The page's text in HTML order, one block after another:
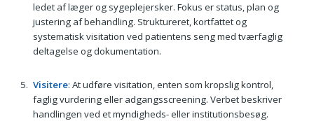
ledet af læger og sygeplejersker. Fokus er status, plan og
justering af behandling. Struktureret, kortfattet og
systematisk visitation ved patientens seng med tværfaglig
deltagelse og dokumentation.
Visitere: At udføre visitation, enten som kropslig kontrol,
faglig vurdering eller adgangsscreening. Verbet beskriver
handlingen ved et myndigheds- eller institutionsbesøg.